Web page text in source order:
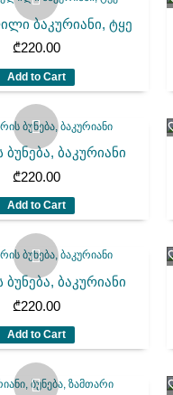
ბაკურიანი, ტყე
₾220.00
Add to Cart
ბაკურიანი
₾220.00
Add to Cart
ბაკურიანი
₾220.00
Add to Cart